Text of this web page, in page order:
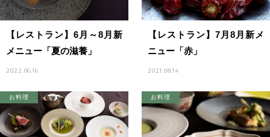
【レストラン】6月～8月新
メニュー「夏の滋養」
2022.06.16
【レストラン】7月8月新メ
ニュー「赤」
2021.08.14
お料理 お料理